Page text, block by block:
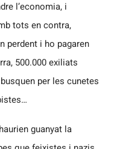
l’economia, i
tots en contra,
perdent i ho pagaren
500.000 exiliats
per les cunetes
guanyat la